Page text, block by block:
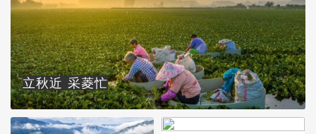
立秋近 采菱忙